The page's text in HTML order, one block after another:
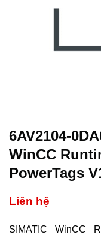
6AV2104-
WinCC
PowerTags
Liên hệ
SIMATIC WinCC